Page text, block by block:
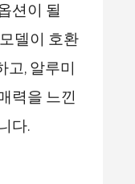
션이 될
델이 호환
고, 알루미
력을 느낀
다.